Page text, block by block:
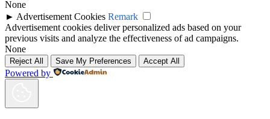
None
► Advertisement Cookies Remark
Advertisement cookies deliver personalized ads based on your
previous visits and analyze the effectiveness of ad campaigns.
None
Reject All Save My Preferences Accept All
Powered by